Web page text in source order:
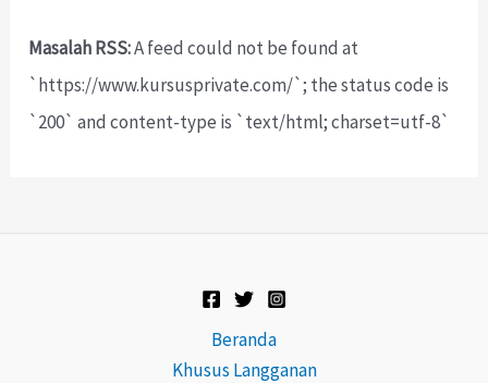
Masalah RSS:A feed could not be found at
`https://www.kursusprivate.com/`; the status code is
`200` and content-type is `text/html; charset=utf-8`
Beranda
Khusus Langganan